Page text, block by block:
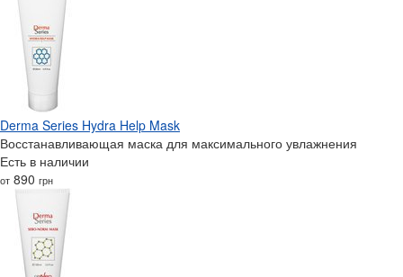
Derma Series Hydra Help Mask
Восстанавливающая маска для максимального увлажнения
Есть в наличии
от 890 грн